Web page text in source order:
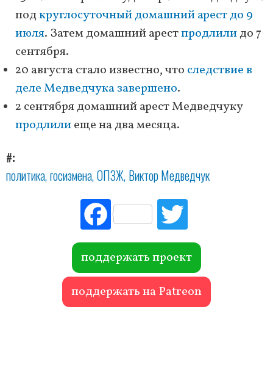
подкруглосуточный домашний арест до 9
июля. Затем домашний арестпродлилидо 7
сентября.
20 августа стало известно, что следствие в
деле Медведчука завершено.
2 сентября домашний арест Медведчуку
продлилиеще на два месяца.
#
политика госизмена ОПЗЖ Виктор Медведчук
Fac
ebo
ok r
поддержать проект
поддержать на Patreon